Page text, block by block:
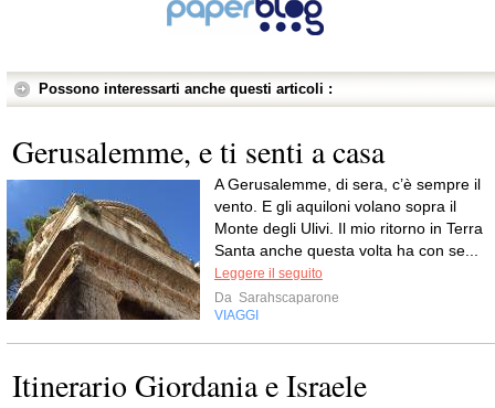
Possono interessarti anche questi articoli :
Gerusalemme, e ti senti a casa
A Gerusalemme, di sera, c’è sempre il
vento. E gli aquiloni volano sopra il
Monte degli Ulivi. Il mio ritorno in Terra
Santa anche questa volta ha con se...
Leggere il seguito
Da Sarahscaparone
VIAGGI
Itinerario Giordania e Israele